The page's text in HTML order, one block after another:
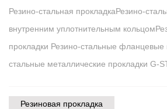
Резино-стальная прокладкаРезино-
внутренним уплотнительным кольцом
прокладки Резино-стальные фланцевые
стальные металлические прокладки G-
Резиновая прокладка